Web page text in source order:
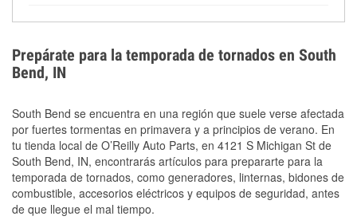
ayudan a reducir el riesgo de lesiones durante las
labores de limpiezas.
Prepárate para la temporada de tornados en South
Bend, IN
South Bend se encuentra en una región que suele verse afectada
por fuertes tormentas en primavera y a principios de verano. En
tu tienda local de O’Reilly Auto Parts, en 4121 S Michigan St de
South Bend, IN, encontrarás artículos para prepararte para la
temporada de tornados, como generadores, linternas, bidones de
combustible, accesorios eléctricos y equipos de seguridad, antes
de que llegue el mal tiempo.